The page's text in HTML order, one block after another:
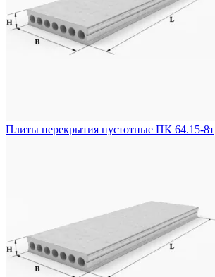
Плиты перекрытия пустотные ПК 64.15-8т